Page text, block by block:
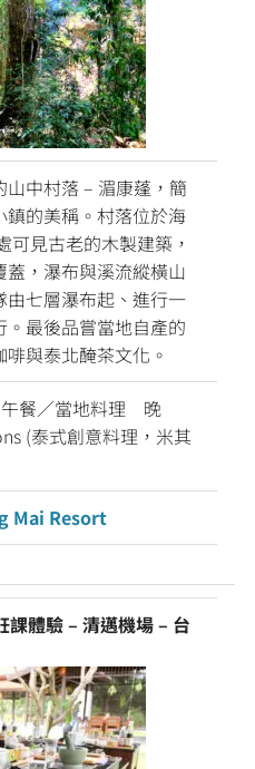
中村落 – 湄康蓬，簡
的美稱。村落位於海
見古老的木製建築，
，瀑布與溪流縱橫山
七層瀑布起、進行一
最後品嘗當地自產的
與泰北醃茶文化。
餐／當地料理 晚
(泰式創意料理，米其
Mai Resort
課體驗 – 清邁機場 – 台